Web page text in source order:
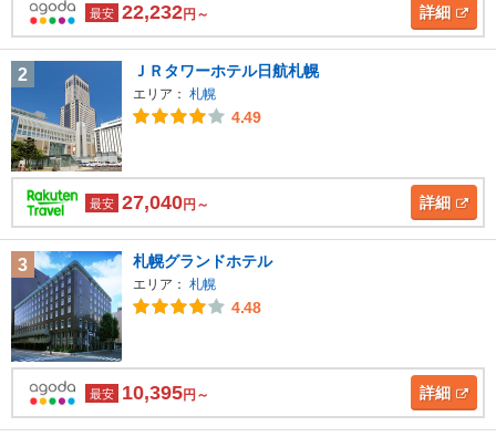
最安 22,232円～ 詳細
2 ＪＲタワーホテル日航札幌
エリア： 札幌
4.49
最安 27,040円～ 詳細
3 札幌グランドホテル
エリア： 札幌
4.48
最安 10,395円～ 詳細